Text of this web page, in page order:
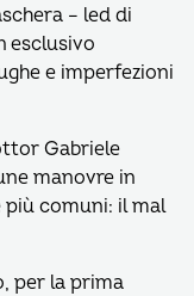
– led di
esclusivo
e imperfezioni
Gabriele
manovre in
comuni: il mal
per la prima